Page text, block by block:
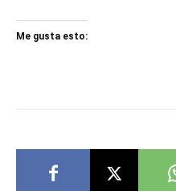
Me gusta esto: